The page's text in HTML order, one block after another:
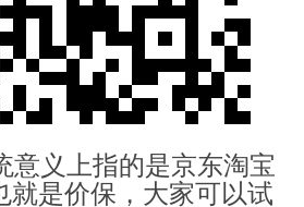
意义上指的是京东淘宝
就是价保，大家可以试